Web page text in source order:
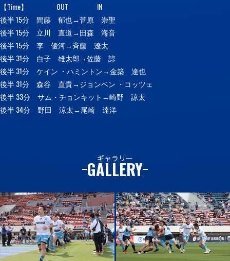
【Time】 OUT IN
後半 15分 間藤 郁也→菅原 崇聖
後半 15分 立川 直道→田森 海音
後半 15分 李 優河→斉藤 遼太
後半 31分 白子 雄太郎→佐藤 諒
後半 31分 ケイン ・ハミントン→金築 達也
後半 31分 森谷 直貴→ジョンベン ・コッツェ
後半 33分 サム・チョンキット→崎野 諒太
後半 34分 野田 涼太→尾崎 達洋
ギャラリー
GALLERY